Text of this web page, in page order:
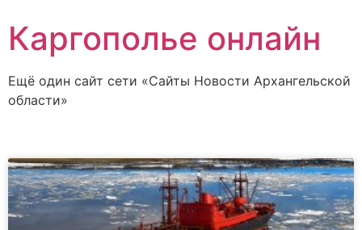
Каргополье онлайн
Ещё один сайт сети «Сайты Новости Архангельской
области»